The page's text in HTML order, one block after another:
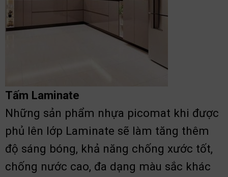
Tấm Laminate
Những sản phẩm nhựa picomat khi được
phủ lên lớp Laminate sẽ làm tăng thêm
độ sáng bóng, khả năng chống xước tốt,
chống nước cao, đa dạng màu sắc khác